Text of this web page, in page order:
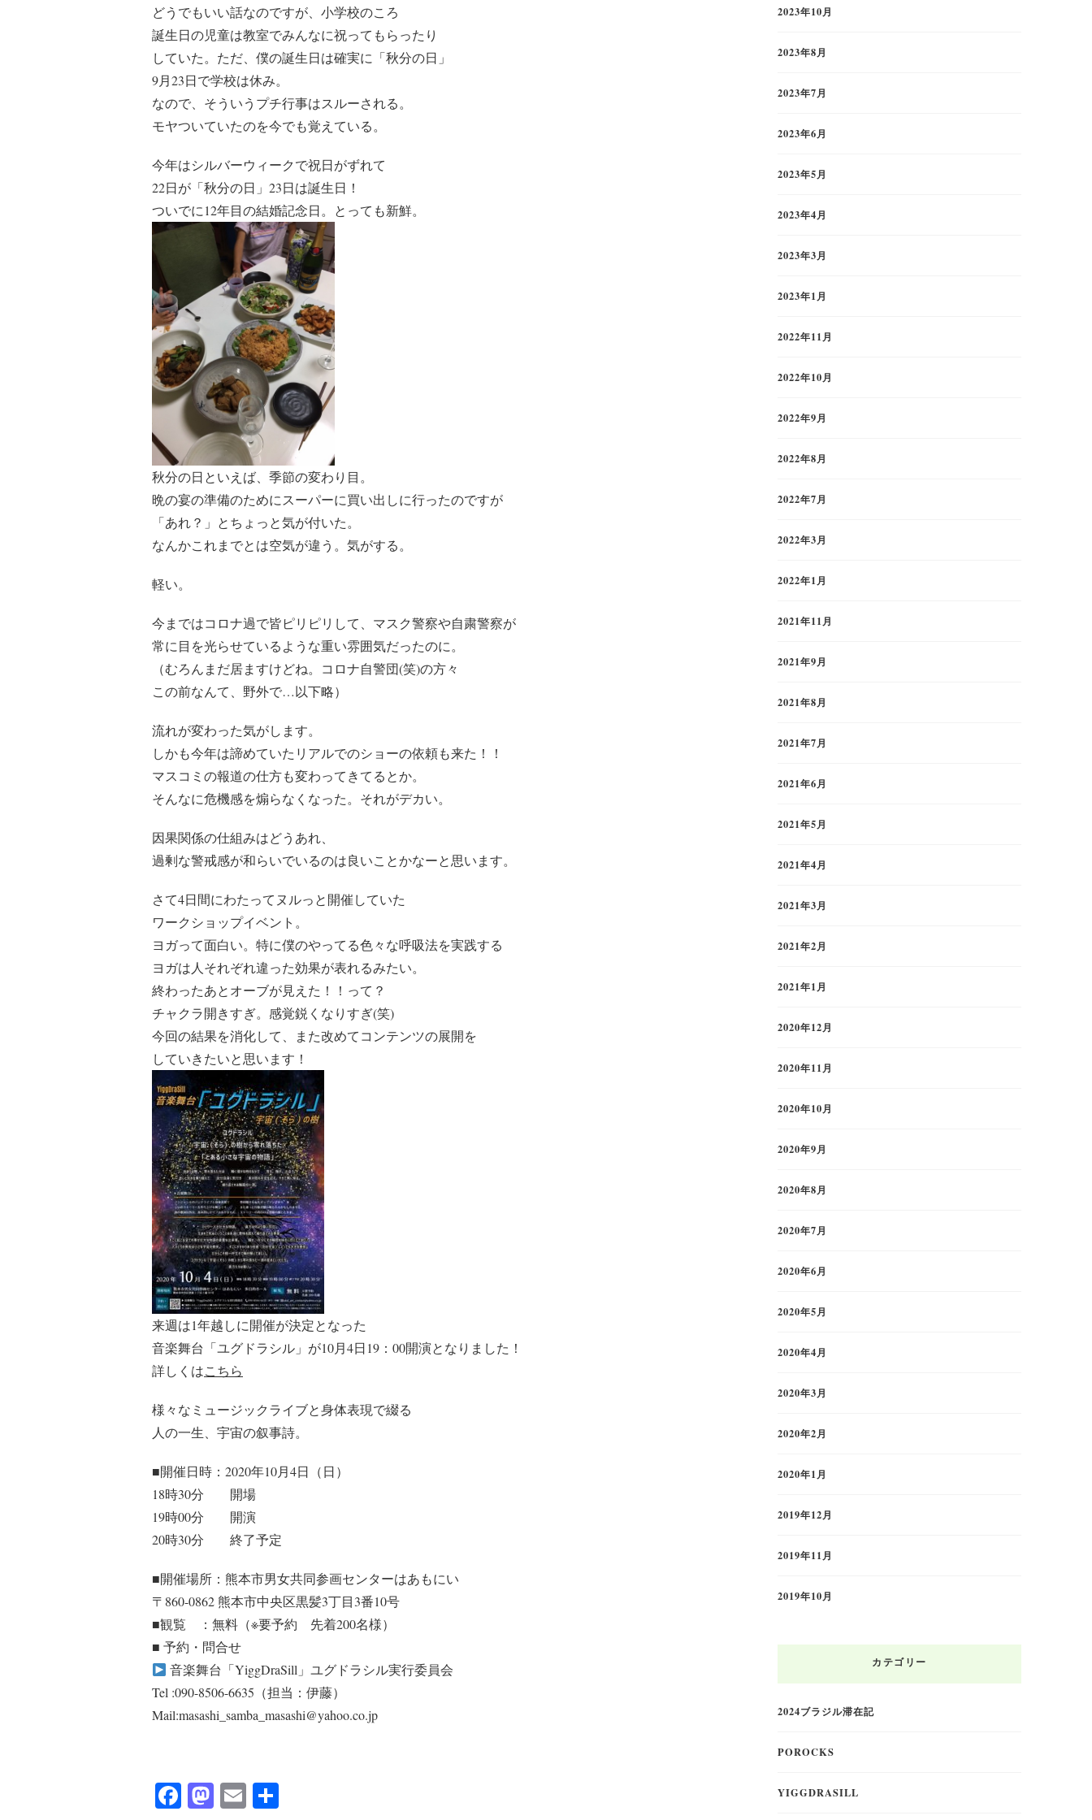
どうでもいい話なのですが、小学校のころ
誕生日の児童は教室でみんなに祝ってもらったり
していた。ただ、僕の誕生日は確実に「秋分の日」
9月23日で学校は休み。
なので、そういうプチ行事はスルーされる。
モヤついていたのを今でも覚えている。
今年はシルバーウィークで祝日がずれて
22日が「秋分の日」23日は誕生日！
ついでに12年目の結婚記念日。とっても新鮮。
秋分の日といえば、季節の変わり目。
晩の宴の準備のためにスーパーに買い出しに行ったのですが
「あれ？」とちょっと気が付いた。
なんかこれまでとは空気が違う。気がする。
軽い。
今まではコロナ過で皆ピリピリして、マスク警察や自粛警察が
常に目を光らせているような重い雰囲気だったのに。
（むろんまだ居ますけどね。コロナ自警団(笑)の方々
この前なんて、野外で…以下略）
流れが変わった気がします。
しかも今年は諦めていたリアルでのショーの依頼も来た！！
マスコミの報道の仕方も変わってきてるとか。
そんなに危機感を煽らなくなった。それがデカい。
因果関係の仕組みはどうあれ、
過剰な警戒感が和らいでいるのは良いことかなーと思います。
さて4日間にわたってヌルっと開催していた
ワークショップイベント。
ヨガって面白い。特に僕のやってる色々な呼吸法を実践する
ヨガは人それぞれ違った効果が表れるみたい。
終わったあとオーブが見えた！！って？
チャクラ開きすぎ。感覚鋭くなりすぎ(笑)
今回の結果を消化して、また改めてコンテンツの展開を
していきたいと思います！
来週は1年越しに開催が決定となった
音楽舞台「ユグドラシル」が10月4日19：00開演となりました！
詳しくはこちら
様々なミュージックライブと身体表現で綴る
人の一生、宇宙の叙事詩。
■開催日時：2020年10月4日（日）
18時30分 開場
19時00分 開演
20時30分 終了予定
■開催場所：熊本市男女共同参画センターはあもにい
〒860-0862 熊本市中央区黒髪3丁目3番10号
■観覧 ：無料（※要予約 先着200名様）
■ 予約・問合せ
音楽舞台「YiggDraSill」ユグドラシル実行委員会
Tel :090-8506-6635（担当：伊藤）
Mail:masashi_samba_masashi@yahoo.co.jp
Facebook
Mastodon
Email
2023年10月
2023年8月
2023年7月
2023年6月
2023年5月
2023年4月
2023年3月
2023年1月
2022年11月
2022年10月
2022年9月
2022年8月
2022年7月
2022年3月
2022年1月
2021年11月
2021年9月
2021年8月
2021年7月
2021年6月
2021年5月
2021年4月
2021年3月
2021年2月
2021年1月
2020年12月
2020年11月
2020年10月
2020年9月
2020年8月
2020年7月
2020年6月
2020年5月
2020年4月
2020年3月
2020年2月
2020年1月
2019年12月
2019年11月
2019年10月
カテゴリー
2024ブラジル滞在記
POROCKS
YIGGDRASILL